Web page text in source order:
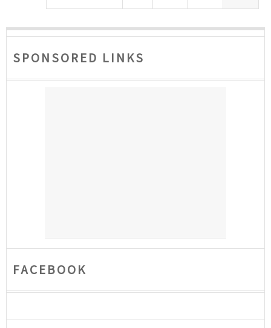
SPONSORED LINKS
FACEBOOK